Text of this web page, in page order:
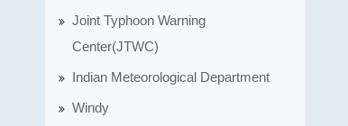
Joint Typhoon Warning
Center(JTWC)
Indian Meteorological Department
Windy